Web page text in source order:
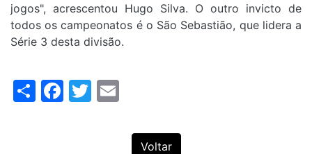
jogos", acrescentou Hugo Silva. O outro invicto de
todos os campeonatos é o São Sebastião, que lidera a
Série 3 desta divisão.
ShareFacebook
Twitter
Voltar